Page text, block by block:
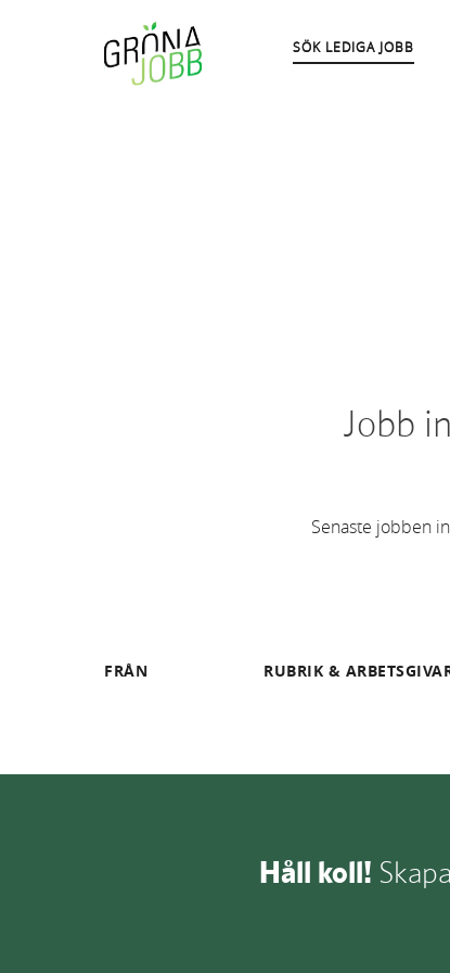
SÖK LEDIGA JOBB
Jobb
Senaste jobben
FRÅN RUBRIK &
Håll koll!